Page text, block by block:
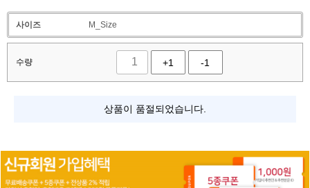
사이즈 M_Size
수량 +1 -1
상품이 품절되었습니다.